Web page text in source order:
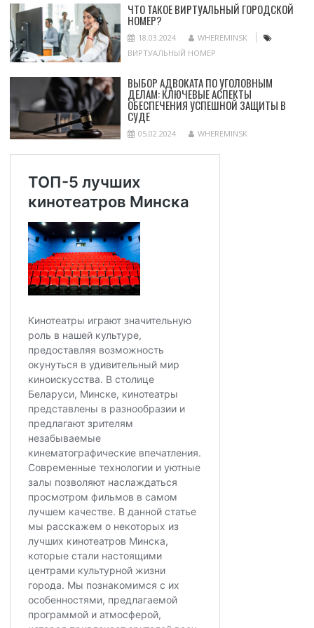
ЧТО ТАКОЕ ВИРТУАЛЬНЫЙ ГОРОДСКОЙ
НОМЕР?
18.03.2024
WHEREMINSK
ВИРТУАЛЬНЫЙ НОМЕР
ВЫБОР АДВОКАТА ПО УГОЛОВНЫМ
ДЕЛАМ: КЛЮЧЕВЫЕ АСПЕКТЫ
ОБЕСПЕЧЕНИЯ УСПЕШНОЙ ЗАЩИТЫ В
СУДЕ
05.02.2024 WHEREMINSK